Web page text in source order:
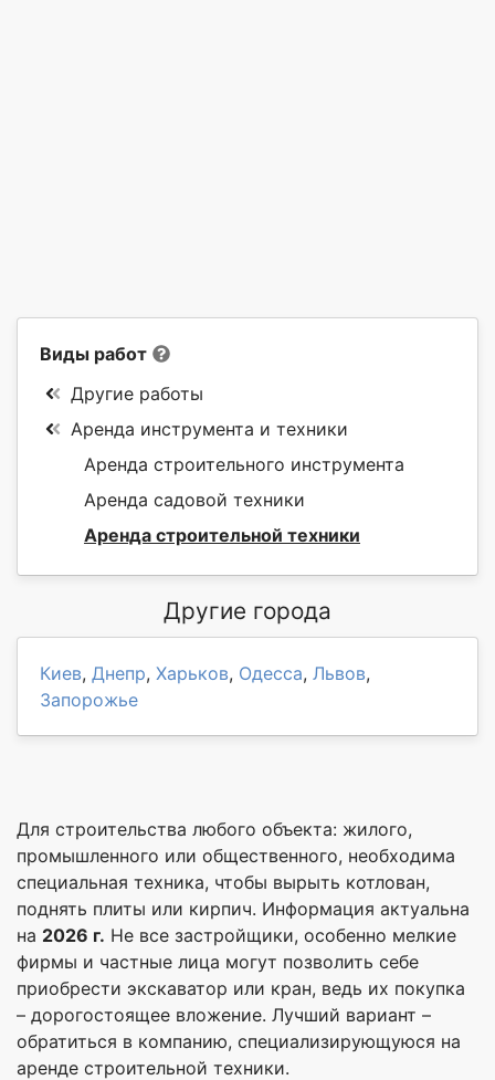
Виды работ
Другие работы
Аренда инструмента и техники
Аренда строительного инструмента
Аренда садовой техники
Аренда строительной техники
Другие города
Киев, Днепр, Харьков, Одесса, Львов,
Запорожье
Для строительства любого объекта: жилого,
промышленного или общественного, необходима
специальная техника, чтобы вырыть котлован,
поднять плиты или кирпич. Информация актуальна
на 2026 г. Не все застройщики, особенно мелкие
фирмы и частные лица могут позволить себе
приобрести экскаватор или кран, ведь их покупка
– дорогостоящее вложение. Лучший вариант –
обратиться в компанию, специализирующуюся на
аренде строительной техники.